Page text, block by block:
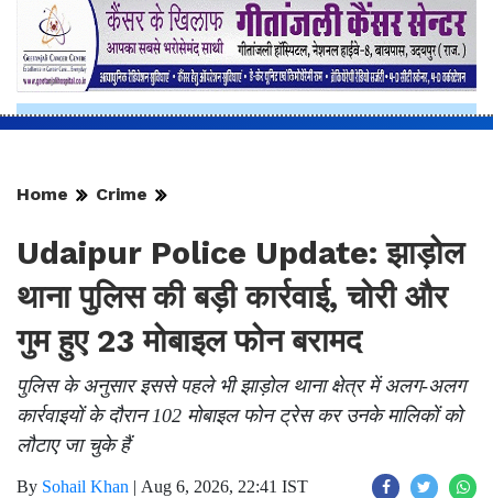
Home Crime
Udaipur Police Update: झाड़ोल
थाना पुलिस की बड़ी कार्रवाई, चोरी और
गुम हुए 23 मोबाइल फोन बरामद
पुलिस के अनुसार इससे पहले भी झाड़ोल थाना क्षेत्र में अलग-अलग
कार्रवाइयों के दौरान 102 मोबाइल फोन ट्रेस कर उनके मालिकों को
लौटाए जा चुके हैं
By Sohail Khan | Aug 6, 2026, 22:41 IST